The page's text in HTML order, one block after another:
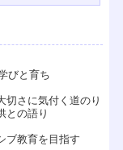
びと育ち
さに気付く道のり
との語り
ブ教育を目指す